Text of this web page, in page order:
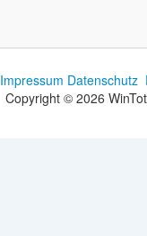
Impressum Datenschutz
Copyright © 2026